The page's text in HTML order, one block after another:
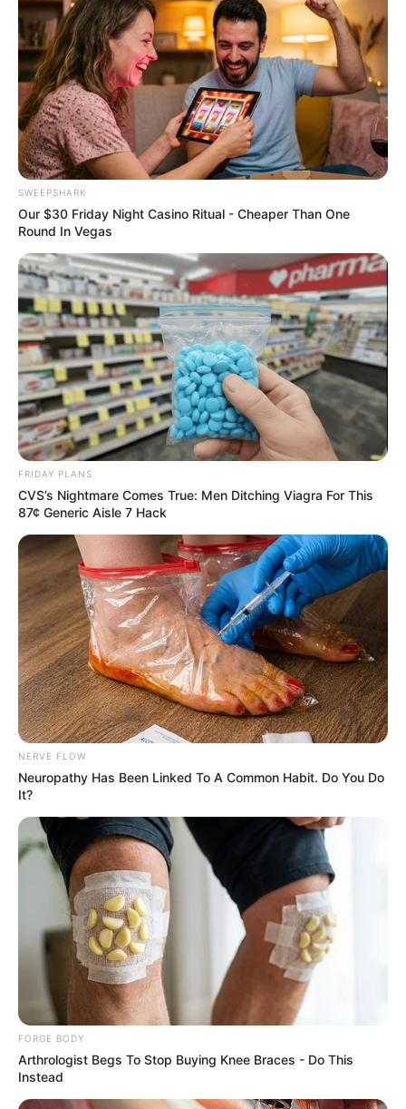
You'll Be Amazed By The Blue Lagoon Stars Today
BRAINBERRIES
These Photos Make Us Nostalgic For The 70's
BRAINBERRIES
10 Tallest Women You Won't Believe Exist
BRAINBERRIES
เรื่องอื่นๆ ที่น่าสนใจ
5 เม.ย 62 วันขอเงินพระจันทร์ มีเงินไม่ขาด ชีวิตราบรื่นทั้งเดือน
อ.คฑา มีวิธีมาฝาก
SWEEPSHARK
Our $30 Friday Night Casino Ritual - Cheaper Than One
Round In Vegas
FRIDAY PLANS
CVS’s Nightmare Comes True: Men Ditching Viagra For This
87¢ Generic Aisle 7 Hack
NERVE FLOW
Neuropathy Has Been Linked To A Common Habit. Do You Do
It?
FORGE BODY
Arthrologist Begs To Stop Buying Knee Braces - Do This
Instead